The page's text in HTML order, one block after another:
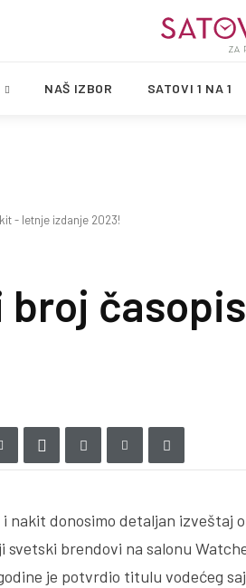
NAŠ IZBOR SATOVI 1 NA 1
- letnje izdanje 2023!
broj
nakit donosimo detaljan izveštaj
brendovi na salonu
je potvrdio titulu vodećeg